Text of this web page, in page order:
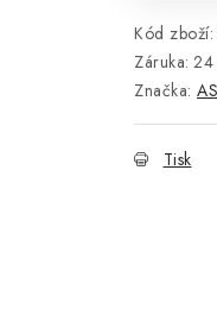
Kód zboží:
Záruka: 24
Značka:
Tisk